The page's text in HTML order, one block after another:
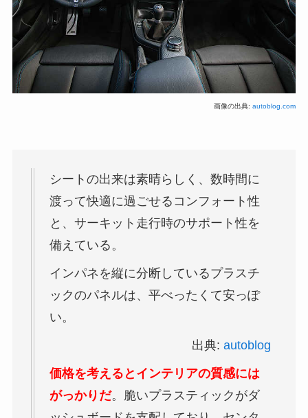
画像の出典:autoblog.com
シートの出来は素晴らしく、数時間に
渡って快適に過ごせるコンフォート性
と、サーキット走行時のサポート性を
備えている。
インパネを縦に分断しているプラスチ
ックのパネルは、平べったくて安っぽ
い。
出典:autoblog
価格を考えるとインテリアの質感には
がっかりだ。脆いプラスティックがダ